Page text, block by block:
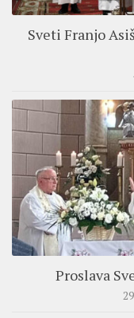
Sveti Franjo
Proslava